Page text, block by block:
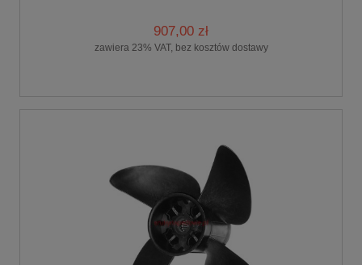
907,00 zł
zawiera 23% VAT, bez kosztów dostawy